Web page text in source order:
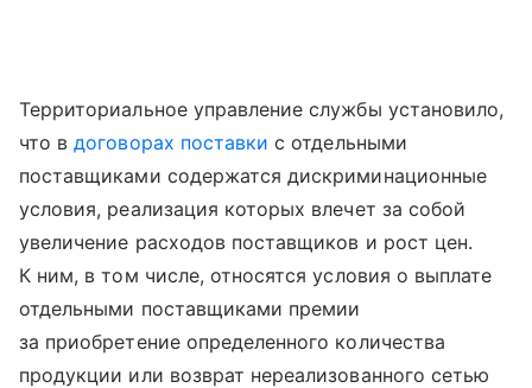
Территориальное управление службы установило,
что вдоговорах поставки с отдельными
поставщиками содержатся дискриминационные
условия, реализация которых влечет за собой
увеличение расходов поставщиков и рост цен.
К ним, в том числе, относятся условия о выплате
отдельными поставщиками премии
за приобретение определенного количества
продукции или возврат нереализованного сетью